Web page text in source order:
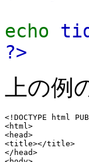
echo
?>
上の
<!DOCTYPE html
<html>
<head>
<title></title>
</head>